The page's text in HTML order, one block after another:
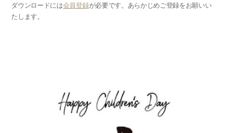
ダウンロードには会員登録が必要です。あらかじめご登録をお願いい
たします。